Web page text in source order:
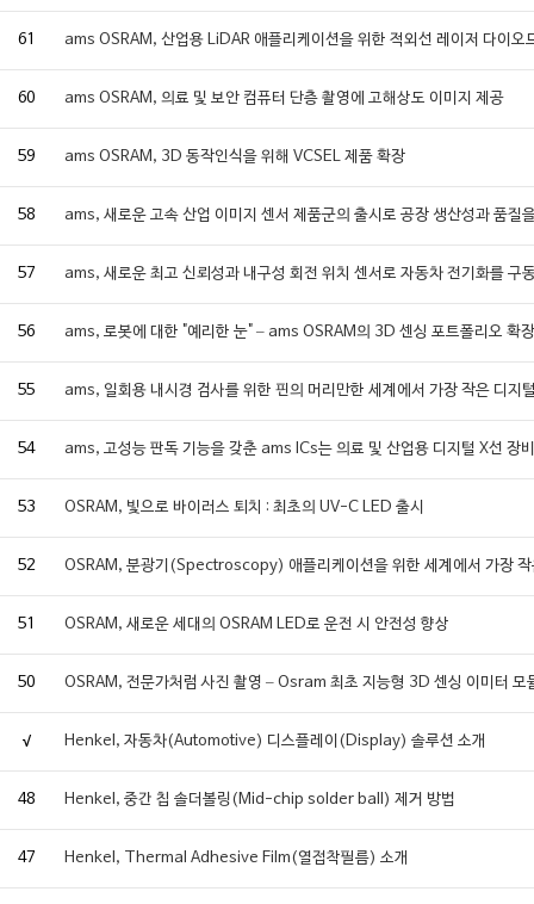
61 ams OSRAM, 산업용 LiDAR 애플리케이션을 위한 적외선 레이저 다이오
60 ams OSRAM, 의료 및 보안 컴퓨터 단층 촬영에 고해상도 이미지 제공
59 ams OSRAM, 3D 동작인식을 위해 VCSEL 제품 확장
58 ams, 새로운 고속 산업 이미지 센서 제품군의 출시로 공장 생산성과 품질
57 ams, 새로운 최고 신뢰성과 내구성 회전 위치 센서로 자동차 전기화를 구
56 ams, 로봇에 대한 "예리한 눈" – ams OSRAM의 3D 센싱 포트폴리오 확장
55 ams, 일회용 내시경 검사를 위한 핀의 머리만한 세계에서 가장 작은 디지
54 ams, 고성능 판독 기능을 갖춘 ams ICs는 의료 및 산업용 디지털 X선 장
53 OSRAM, 빛으로 바이러스 퇴치 : 최초의 UV-C LED 출시
52 OSRAM, 분광기(Spectroscopy) 애플리케이션을 위한 세계에서 가장 작
51 OSRAM, 새로운 세대의 OSRAM LED로 운전 시 안전성 향상
50 OSRAM, 전문가처럼 사진 촬영 – Osram 최초 지능형 3D 센싱 이미터 모
√ Henkel, 자동차(Automotive) 디스플레이(Display) 솔루션 소개
48 Henkel, 중간 칩 솔더볼링(Mid-chip solder ball) 제거 방법
47 Henkel, Thermal Adhesive Film(열접착필름) 소개